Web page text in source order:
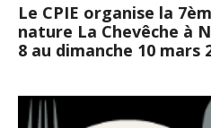
Le CPIE organise la
nature La Chevêche à
8 au dimanche 10 mars